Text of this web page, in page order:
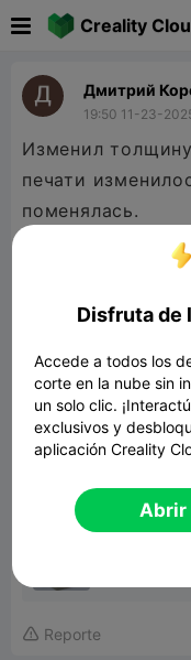
Creality
Дмитрий
19:50 11-23-
Изменил
печати
поменялась.
 Reporte
Disfruta de
Accede a todos los
corte en la nube sin
un solo clic.
exclusivos y
aplicación Creality
Abrir